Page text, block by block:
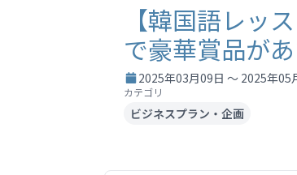
【韓国語レッ
で豪華賞品が
2025年03月09日 ～ 2025年05
カテゴリ
ビジネスプラン・企画